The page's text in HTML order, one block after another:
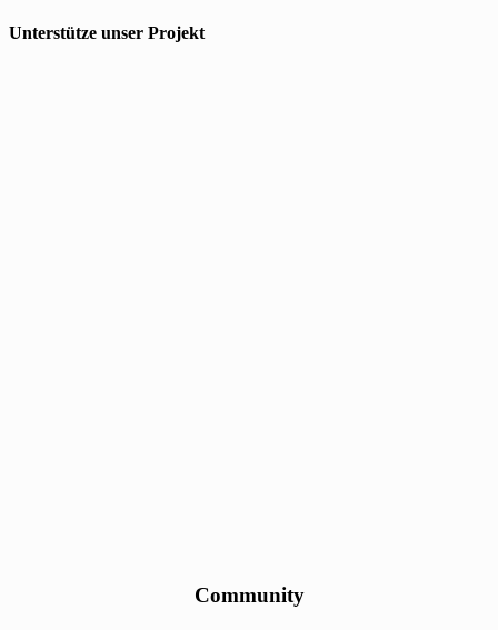
Unterstütze unser Projekt
Community